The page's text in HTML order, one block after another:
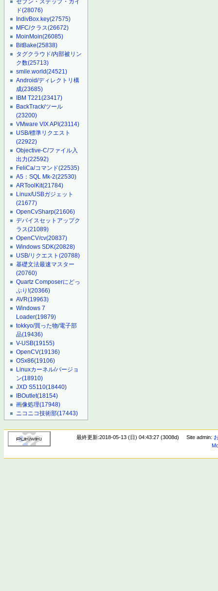
セブン・ステップ・ガイ
ド(28076)
IndivBox.key(27575)
MFC/クラス(26672)
MoinMoin(26085)
BitBake(25838)
タグクラウド/内部被リン
ク数(25713)
smile.world(24521)
Android/ディレクトリ構
成(23685)
IBM T221(23417)
BackTrack/ツール
(23200)
VMware VIX API(23114)
USB/標準リクエスト
(22922)
Objective-C/ファイル入
出力(22592)
FeliCa/コマンド(22535)
A5：SQL Mk-2(22530)
ARToolKit(21784)
Linux/USBガジェット
(21677)
OpenCvSharp(21606)
デバイスセットアップク
ラス(21089)
OpenCV/cv(20837)
Windows SDK(20828)
USB/リクエスト(20788)
基礎文法最速マスター
(20760)
Quartz Composerにどっ
ぷり!(20366)
AVR(19963)
Windows 7
Loader(19879)
tokkyo/買った物/電子部
品(19436)
V-USB(19155)
OpenCV(19136)
OSx86(19106)
Linuxカーネル/バージョ
ン(18910)
JXD S5110(18440)
IBOutlet(18154)
画像処理(17948)
ニコニコ技術部(17443)
最終更新:2018-05-13 (日) 04:43:27 (3008d) Site admin: